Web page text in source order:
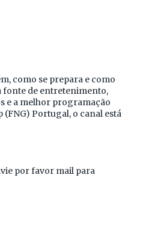
como se prepara e como
fonte de entretenimento,
e a melhor programação
Portugal, o canal está
por favor mail para